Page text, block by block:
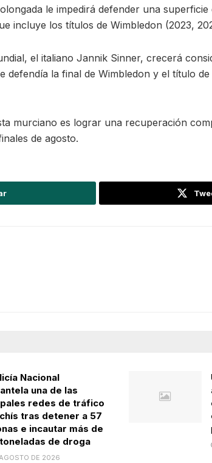
le impedirá defender una
los títulos de Wimbledon (2023,
el italiano Jannik Sinner, crecerá
la final de Wimbledon y el título
murciano es lograr una recuperación
de agosto.
Nacional
una de las
redes de tráfico
tras detener a 57
e incautar más de
de droga
DE 2026